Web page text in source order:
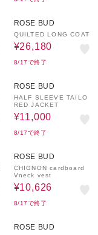
ROSE BUD
QUILTED LONG COAT
¥26,180
8/17で終了
ROSE BUD
HALF SLEEVE TAILO
RED JACKET
¥11,000
8/17で終了
ROSE BUD
CHIGNON cardboard
Vneck vest
¥10,626
8/17で終了
ROSE BUD